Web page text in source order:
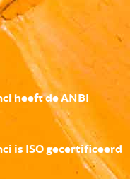
heeft de ANBI
is ISO gecertificeerd